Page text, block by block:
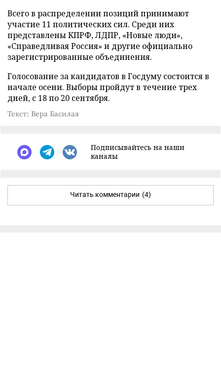
Всего в распределении позиций принимают
участие 11 политических сил. Среди них
представлены КПРФ, ЛДПР, «Новые люди»,
«Справедливая Россия» и другие официально
зарегистрированные объединения.
Голосование за кандидатов в Госдуму состоится в
начале осени. Выборы пройдут в течение трех
дней, с 18 по 20 сентября.
Текст: Вера Басилая
Подписывайтесь на наши
каналы
Читать комментарии (4)